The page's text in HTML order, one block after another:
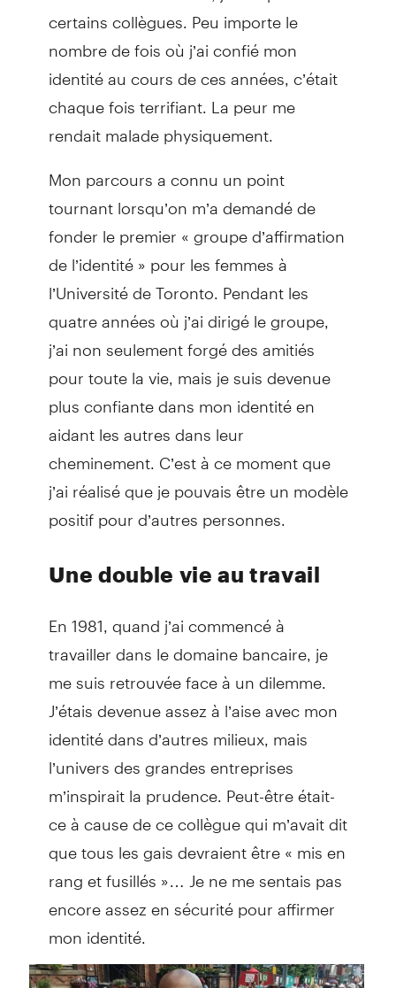
certains collègues. Peu importe le
nombre de fois où j’ai confié mon
identité au cours de ces années, c’était
chaque fois terrifiant. La peur me
rendait malade physiquement.
Mon parcours a connu un point
tournant lorsqu’on m’a demandé de
fonder le premier « groupe d’affirmation
de l’identité » pour les femmes à
l’Université de Toronto. Pendant les
quatre années où j’ai dirigé le groupe,
j’ai non seulement forgé des amitiés
pour toute la vie, mais je suis devenue
plus confiante dans mon identité en
aidant les autres dans leur
cheminement. C’est à ce moment que
j’ai réalisé que je pouvais être un modèle
positif pour d’autres personnes.
Une double vie au travail
En 1981, quand j’ai commencé à
travailler dans le domaine bancaire, je
me suis retrouvée face à un dilemme.
J’étais devenue assez à l’aise avec mon
identité dans d’autres milieux, mais
l’univers des grandes entreprises
m’inspirait la prudence. Peut-être était-
ce à cause de ce collègue qui m’avait dit
que tous les gais devraient être « mis en
rang et fusillés »… Je ne me sentais pas
encore assez en sécurité pour affirmer
mon identité.